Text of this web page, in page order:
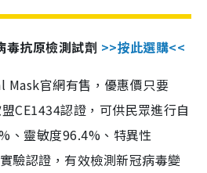
毒抗原檢測試劑 >>按此選購<<
Mask官網有售，優惠價只要
CE1434認證，可供民眾進行自
、靈敏度96.4%、特異性
驗認證，有效檢測新冠病毒變